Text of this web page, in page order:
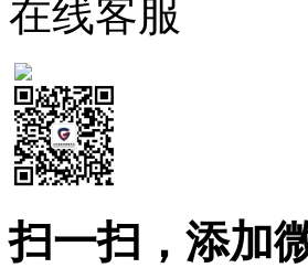
在线客服
扫一扫，添加